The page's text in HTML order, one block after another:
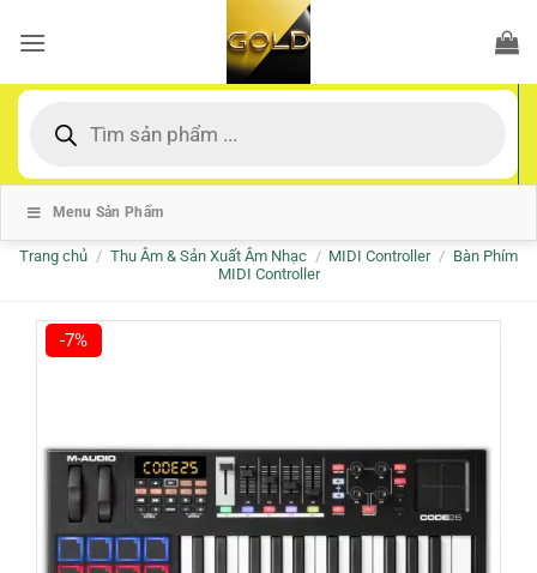
qua
dung
kiếm
Menu Sản Phẩm
Trang chủ / Thu Âm & Sản Xuất Âm Nhạc / MIDI Controller / Bàn Phím
MIDI Controller
-7%